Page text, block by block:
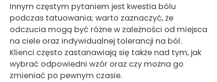
Innym częstym pytaniem jest kwestia bólu
podczas tatuowania; warto zaznaczyć, że
odczucia mogą być różne w zależności od miejsca
na ciele oraz indywidualnej tolerancji na ból.
Klienci często zastanawiają się także nad tym, jak
wybrać odpowiedni wzór oraz czy można go
zmieniać po pewnym czasie.